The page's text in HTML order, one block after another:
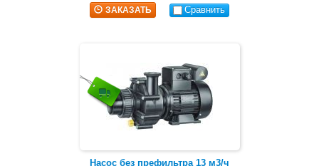
ЗАКАЗАТЬ Сравнить
Насос без префильтра 13 м3/ч